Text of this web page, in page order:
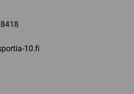
10.fi